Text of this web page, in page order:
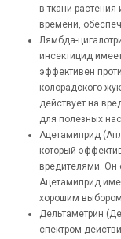
в ткани
времени,
Лямбда-
инсектицид
эффективен
колорадского
действует на
для полезных
Ацетамиприд
который
вредителями. Он
Ацетамиприд
хорошим
Дельтаметрин
спектром